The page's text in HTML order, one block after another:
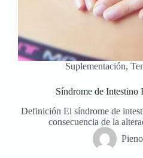
Suplementación,
Síndrome de Intestino
Definición El síndrome de
consecuencia de la